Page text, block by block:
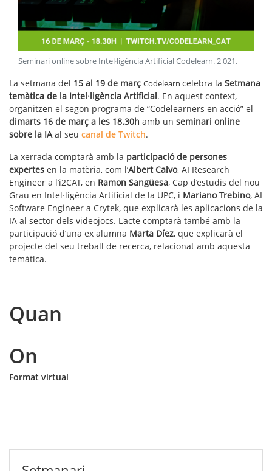
Seminari online sobre Intel·ligència Artificial Codelearn.2 021.
La setmana del 15 al 19 de març Codelearn celebra la Setmana
temàtica de la Intel·ligència Artificial. En aquest context,
organitzen el segon programa de “Codelearners en acció” el
dimarts 16 de març a les 18.30h amb un seminari online
sobre la IAal seu canal de Twitch.
La xerrada comptarà amb la participació de persones
expertes en la matèria, com l’Albert Calvo, AI Research
Engineer a l’i2CAT, en Ramon Sangüesa, Cap d’estudis del nou
Grau en Intel·ligència Artificial de la UPC, i Mariano Trebino, AI
Software Engineer a Crytek, que explicarà les aplicacions de la
IA al sector dels videojocs. L'acte comptarà també amb la
participació d’una ex alumna Marta Díez, que explicarà el
projecte del seu treball de recerca, relacionat amb aquesta
temàtica.
Quan
On
Format virtual